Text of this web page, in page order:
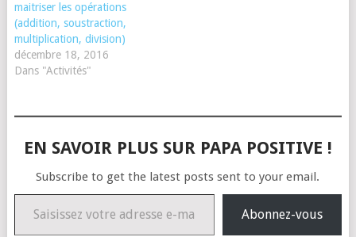
maitriser les opérations
(addition, soustraction,
multiplication, division)
décembre 18, 2016
Dans "Activités"
EN SAVOIR PLUS SUR PAPA POSITIVE !
Subscribe to get the latest posts sent to your email.
Saisissez votre adresse e-mail…
Abonnez-vous